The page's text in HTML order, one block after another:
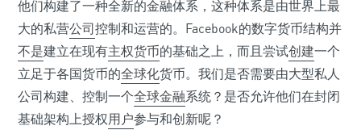
他们构建了一种全新的金融体系，这种体系是由世界上最
大的私营公司控制和运营的。Facebook的数字货币结构并
不是建立在现有主权货币的基础之上，而且尝试创建一个
立足于各国货币的全球化货币。我们是否需要由大型私人
公司构建、控制一个全球金融系统？是否允许他们在封闭
基础架构上授权用户参与和创新呢？